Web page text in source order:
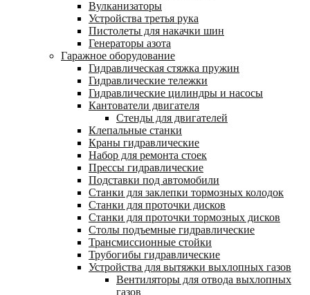
Вулканизаторы
Устройства третья рука
Пистолеты для накачки шин
Генераторы азота
Гаражное оборудование
Гидравлическая стяжка пружин
Гидравлические тележки
Гидравлические цилиндры и насосы
Кантователи двигателя
Стенды для двигателей
Клепальные станки
Краны гидравлические
Набор для ремонта стоек
Прессы гидравлические
Подставки под автомобили
Станки для заклепки тормозных колодок
Станки для проточки дисков
Станки для проточки тормозных дисков
Столы подъемные гидравлические
Трансмиссионные стойки
Трубогибы гидравлические
Устройства для вытяжки выхлопных газов
Вентиляторы для отвода выхлопных
газов